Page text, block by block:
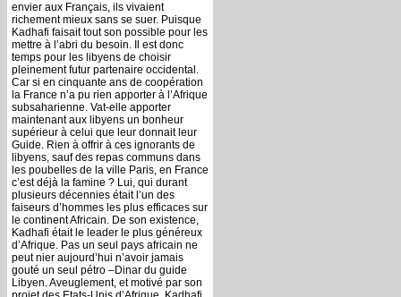
envier aux Français, ils vivaient
richement mieux sans se suer. Puisque
Kadhafi faisait tout son possible pour les
mettre à l’abri du besoin. Il est donc
temps pour les libyens de choisir
pleinement futur partenaire occidental.
Car si en cinquante ans de coopération
la France n’a pu rien apporter à l’Afrique
subsaharienne. Vat-elle apporter
maintenant aux libyens un bonheur
supérieur à celui que leur donnait leur
Guide. Rien à offrir à ces ignorants de
libyens, sauf des repas communs dans
les poubelles de la ville Paris, en France
c’est déjà la famine ? Lui, qui durant
plusieurs décennies était l’un des
faiseurs d’hommes les plus efficaces sur
le continent Africain. De son existence,
Kadhafi était le leader le plus généreux
d’Afrique. Pas un seul pays africain ne
peut nier aujourd’hui n’avoir jamais
gouté un seul pétro –Dinar du guide
Libyen. Aveuglement, et motivé par son